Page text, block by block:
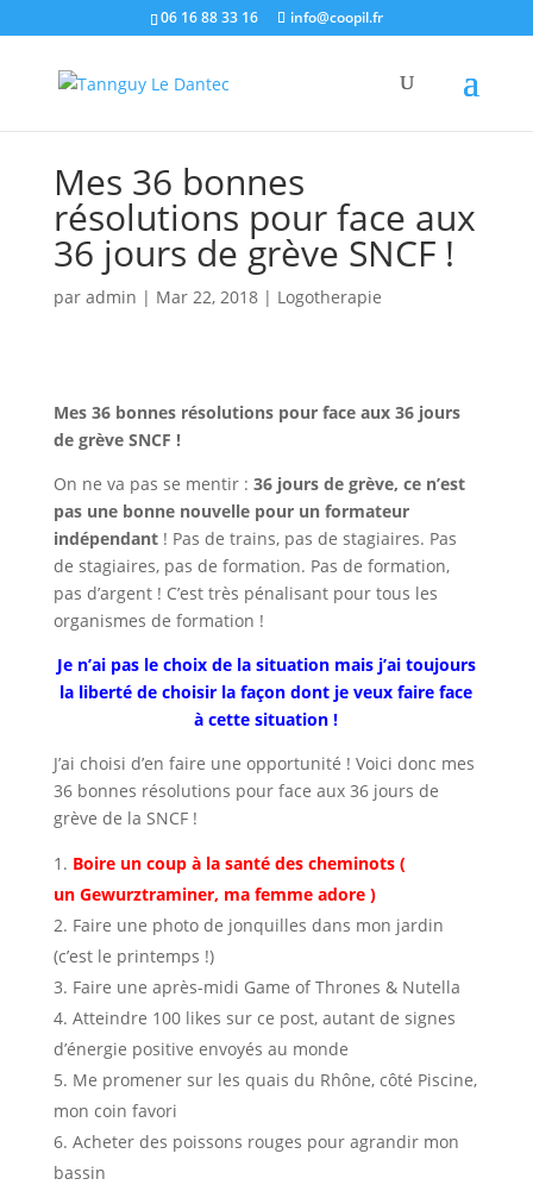
06 16 88 33 16 info@coopil.fr
Mes 36 bonnes
résolutions pour face aux
36 jours de grève SNCF !
par admin | Mar 22, 2018| Logotherapie
Mes 36 bonnes résolutions pour face aux 36 jours
de grève SNCF !
On ne va pas se mentir : 36 jours de grève, ce n’est
pas une bonne nouvelle pour un formateur
indépendant! Pas de trains, pas de stagiaires. Pas
de stagiaires, pas de formation. Pas de formation,
pas d’argent ! C’est très pénalisant pour tous les
organismes de formation !
Je n’ai pas le choix de la situation mais j’ai toujours
la liberté de choisir la façon dont je veux faire face
à cette situation !
J’ai choisi d’en faire une opportunité ! Voici donc mes
36 bonnes résolutions pour face aux 36 jours de
grève de la SNCF !
Boire un coup à la santé des cheminots (
un Gewurztraminer, ma femme adore )
Faire une photo de jonquilles dans mon jardin
(c’est le printemps !)
Faire une après-midi Game of Thrones & Nutella
Atteindre 100 likes sur ce post, autant de signes
d’énergie positive envoyés au monde
Me promener sur les quais du Rhône, côté Piscine,
mon coin favori
Acheter des poissons rouges pour agrandir mon
bassin